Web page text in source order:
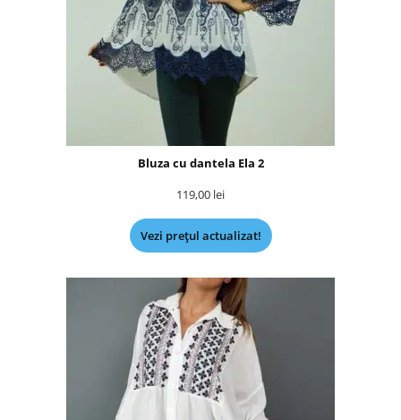
Bluza cu dantela Ela 2
119,00 lei
Vezi prețul actualizat!